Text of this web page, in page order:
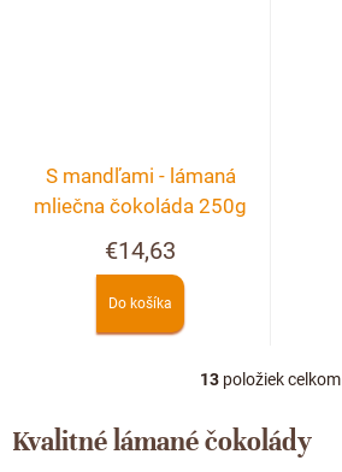
S mandľami - lámaná
mliečna čokoláda 250g
€14,63
Do košíka
O
l
á
13položiek celkom
Kvalitné lámané čokolády